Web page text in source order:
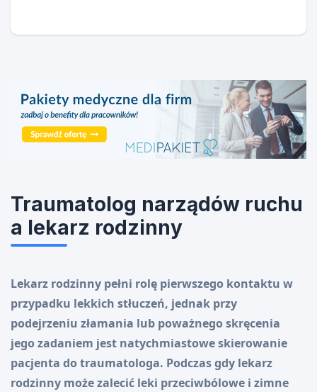
Traumatolog narządów ruchu
a lekarz rodzinny
Lekarz rodzinny pełni rolę pierwszego kontaktu w
przypadku lekkich stłuczeń, jednak przy
podejrzeniu złamania lub poważnego skręcenia
jego zadaniem jest natychmiastowe skierowanie
pacjenta do traumatologa. Podczas gdy lekarz
rodzinny może zalecić leki przeciwbólowe i zimne